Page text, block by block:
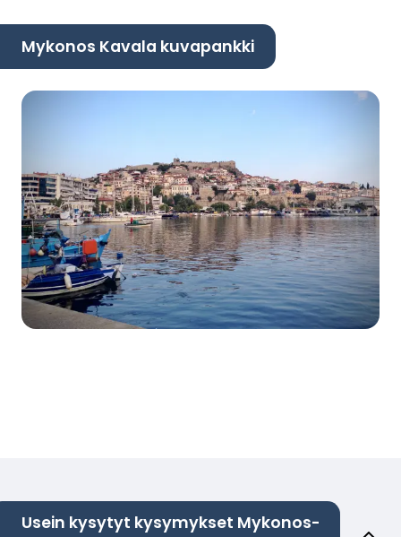
Mykonos Kavala kuvapankki
Usein kysytyt kysymykset Mykonos-